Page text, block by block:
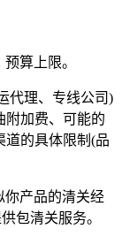
算上限。
代理、专线公司)
附加费、可能的
道的具体限制(品
你产品的清关经
包清关服务。